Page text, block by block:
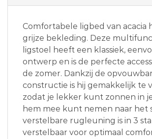
Comfortabele ligbed van acacia
grijze bekleding. Deze
ligstoel heeft een klassiek,
ontwerp en is de perfecte
de zomer. Dankzij de
constructie is hij gemakkelijk te
zodat je lekker kunt zonnen in
hem mee kunt nemen naar het
verstelbare rugleuning is in 3
verstelbaar voor optimaal